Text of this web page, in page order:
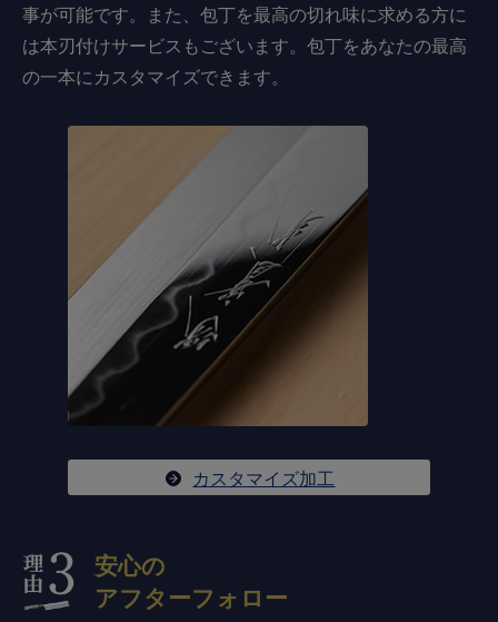
事が可能です。また、包丁を最高の切れ味に求める方に
は本刃付けサービスもございます。包丁をあなたの最高
の一本にカスタマイズできます。
カスタマイズ加工
安心の
アフターフォロー